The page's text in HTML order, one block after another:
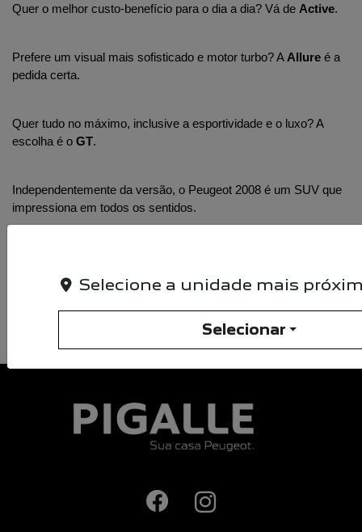
Quer o melhor custo-benefício para o dia a dia? Vá de Active.
Prefere um visual mais sofisticado e motor turbo? A Allure é a
pedida certa.
Quer tudo no máximo, inclusive a esportividade e o luxo? A
escolha é o GT.
Independentemente da versão, o Peugeot 2008 é um SUV que
impressiona em todos os sentidos.
Selecione a unidade mais
Selecionar